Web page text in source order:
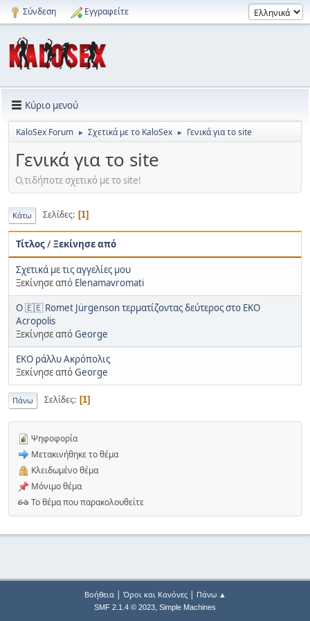
Σύνδεση Εγγραφείτε
Κύριο μενού
KaloSex Forum ► Σχετικά με το KaloSex ► Γενικά για το site
Γενικά για το site
Ο,τιδήποτε σχετικό με το site!
Κάτω Σελίδες 1
Τίτλος/Ξεκίνησε από
Σχετικά με τις αγγελίες μου
Ξεκίνησε από Elenamavromati
Ο 🇪🇪 Romet Jürgenson τερματίζοντας δεύτερος στο EKO
Acropolis
Ξεκίνησε απόGeorge
EKO ράλλυ Ακρόπολις
Ξεκίνησε απόGeorge
Πάνω Σελίδες 1
Ψηφοφορία
Μετακινήθηκε το θέμα
Κλειδωμένο θέμα
Μόνιμο θέμα
Το θέμα που παρακολουθείτε
Βοήθεια| Όροι και Κανόνες| Πάνω ▲
SMF 2.1.4 © 2023, Simple Machines